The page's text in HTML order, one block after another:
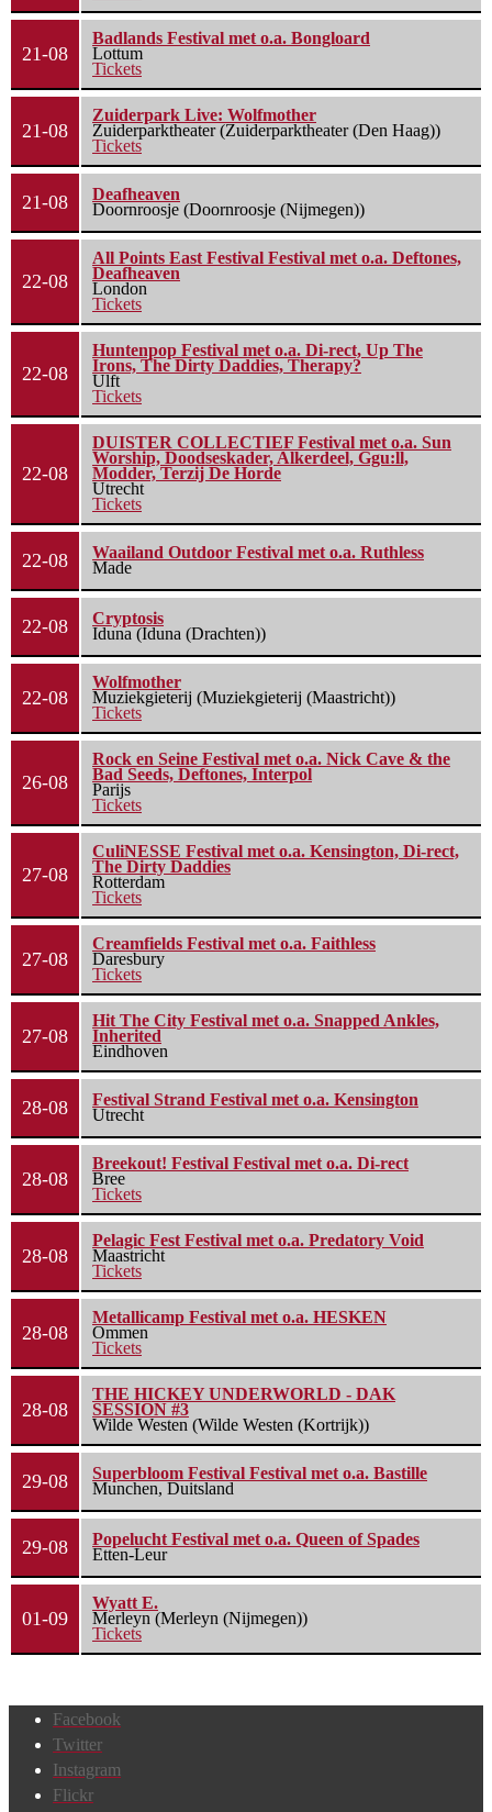
21-08
Badlands Festival met o.a. Bongloard
Lottum
Tickets
21-08
Zuiderpark Live: Wolfmother
Zuiderparktheater (Zuiderparktheater (Den Haag))
Tickets
21-08
Deafheaven
Doornroosje (Doornroosje (Nijmegen))
22-08
All Points East Festival Festival met o.a. Deftones,
Deafheaven
London
Tickets
22-08
Huntenpop Festival met o.a. Di-rect, Up The
Irons, The Dirty Daddies, Therapy?
Ulft
Tickets
22-08
DUISTER COLLECTIEF Festival met o.a. Sun
Worship, Doodseskader, Alkerdeel, Ggu:ll,
Modder, Terzij De Horde
Utrecht
Tickets
22-08
Waailand Outdoor Festival met o.a. Ruthless
Made
22-08
Cryptosis
Iduna (Iduna (Drachten))
22-08
Wolfmother
Muziekgieterij (Muziekgieterij (Maastricht))
Tickets
26-08
Rock en Seine Festival met o.a. Nick Cave & the
Bad Seeds, Deftones, Interpol
Parijs
Tickets
27-08
CuliNESSE Festival met o.a. Kensington, Di-rect,
The Dirty Daddies
Rotterdam
Tickets
27-08
Creamfields Festival met o.a. Faithless
Daresbury
Tickets
27-08
Hit The City Festival met o.a. Snapped Ankles,
Inherited
Eindhoven
28-08
Festival Strand Festival met o.a. Kensington
Utrecht
28-08
Breekout! Festival Festival met o.a. Di-rect
Bree
Tickets
28-08
Pelagic Fest Festival met o.a. Predatory Void
Maastricht
Tickets
28-08
Metallicamp Festival met o.a. HESKEN
Ommen
Tickets
28-08
THE HICKEY UNDERWORLD - DAK
SESSION #3
Wilde Westen (Wilde Westen (Kortrijk))
29-08
Superbloom Festival Festival met o.a. Bastille
Munchen, Duitsland
29-08
Popelucht Festival met o.a. Queen of Spades
Etten-Leur
01-09
Wyatt E.
Merleyn (Merleyn (Nijmegen))
Tickets
Facebook
Twitter
Instagram
Flickr